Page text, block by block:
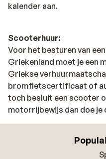
kalender aan.
Scooterhuur:
Voor het besturen van
Griekenland moet je een
Griekse
bromfietscertificaat of
toch besluit een scooter
motorrijbewijs dan doe je